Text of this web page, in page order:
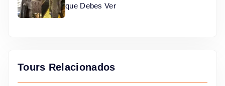
que Debes Ver
Tours Relacionados